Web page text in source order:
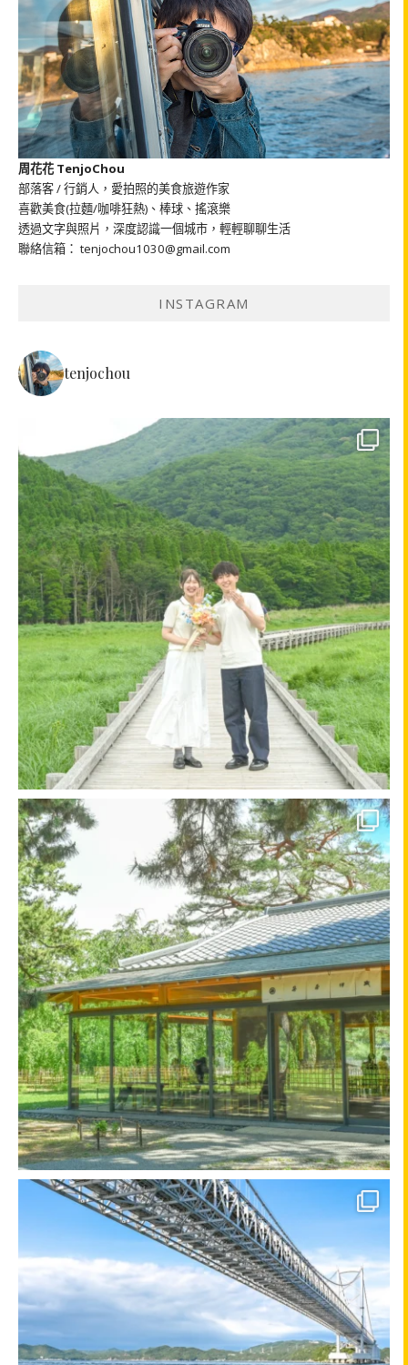
周花花 TenjoChou
部落客 / 行銷人，愛拍照的美食旅遊作家
喜歡美食(拉麵/咖啡狂熱)、棒球、搖滾樂
透過文字與照片，深度認識一個城市，輕輕聊聊生活
聯絡信箱： tenjochou1030@gmail.com
INSTAGRAM
tenjochou